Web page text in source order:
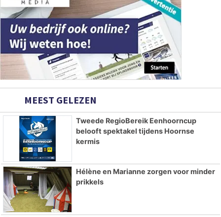
MEEST GELEZEN
Tweede RegioBereik Eenhoorncup
belooft spektakel tijdens Hoornse
kermis
Hélène en Marianne zorgen voor minder
prikkels